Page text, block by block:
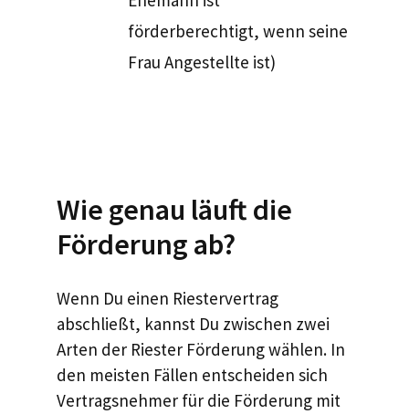
förderberechtigt, wenn seine
Frau Angestellte ist)
Wie genau läuft die
Förderung ab?
Wenn Du einen Riestervertrag
abschließt, kannst Du zwischen zwei
Arten der Riester Förderung wählen. In
den meisten Fällen entscheiden sich
Vertragsnehmer für die Förderung mit